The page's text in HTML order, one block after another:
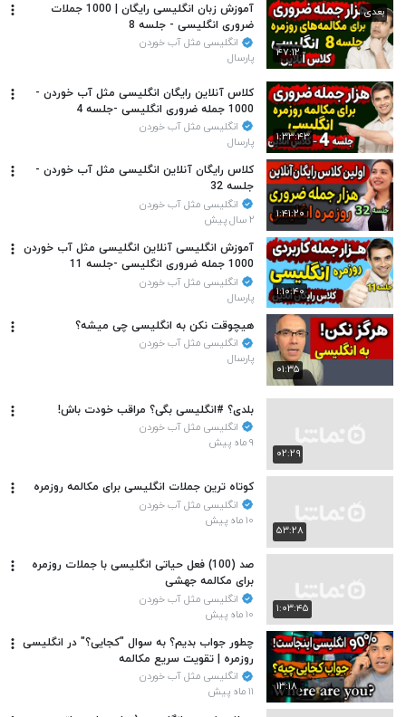
۴۷:۱۲
بعدی
آموزش زبان انگلیسی رایگان | 1000 جملات
ضروری انگلیسی - جلسه 8
انگلیسی مثل آب خوردن
پارسال
۱:۳۳:۴۳
کلاس آنلاین رایگان انگلیسی مثل آب خوردن -
1000 جمله ضروری انگلیسی -جلسه 4
انگلیسی مثل آب خوردن
پارسال
۱:۴۱:۲۰
کلاس رایگان آنلاین انگلیسی مثل آب خوردن -
جلسه 32
انگلیسی مثل آب خوردن
۲ سال پیش
۱:۱۰:۴۰
آموزش انگلیسی آنلاین انگلیسی مثل آب خوردن
1000 جمله ضروری انگلیسی -جلسه 11
انگلیسی مثل آب خوردن
پارسال
۰۱:۳۵
هیچوقت نکن به انگلیسی چی میشه؟
انگلیسی مثل آب خوردن
پارسال
۰۲:۲۹
بلدی؟ #انگلیسی بگی؟ مراقب خودت باش!
انگلیسی مثل آب خوردن
۹ ماه پیش
۵۳:۲۸
کوتاه ترین جملات انگلیسی برای مکالمه روزمره
انگلیسی مثل آب خوردن
۱۰ ماه پیش
۱:۰۳:۴۵
صد (100) فعل حیاتی انگلیسی با جملات روزمره
برای مکالمه جهشی
انگلیسی مثل آب خوردن
۱۰ ماه پیش
۱۳:۱۸
چطور جواب بدیم؟ به سوال "کجایی؟" در انگلیسی
روزمره | تقویت سریع مکالمه
انگلیسی مثل آب خوردن
۱۱ ماه پیش